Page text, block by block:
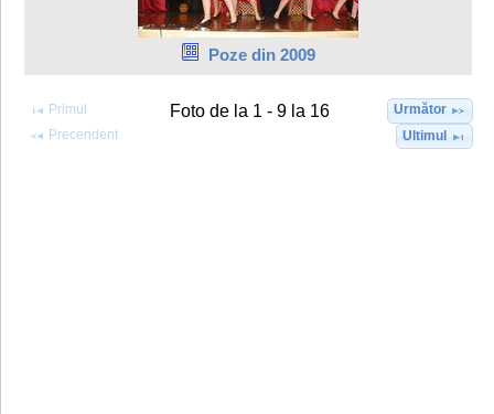
Poze din 2009
Primul
Precendent
Foto de la 1 - 9 la 16
Următor
Ultimul